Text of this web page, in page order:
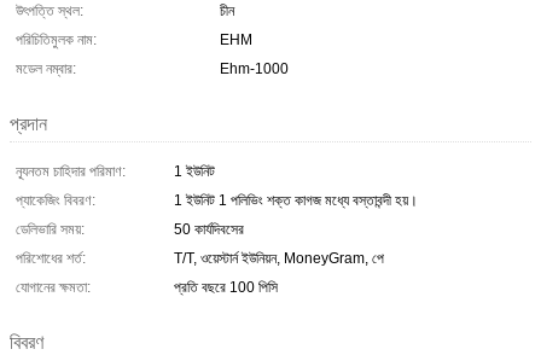
উৎপত্তি স্থল:
চীন
পরিচিতিমুলক নাম:
EHM
মডেল নম্বার:
Ehm-1000
প্রদান
ন্যূনতম চাহিদার পরিমাণ:
1 ইউনিট
প্যাকেজিং বিবরণ:
1 ইউনিট 1 পলিভিং শক্ত কাগজ মধ্যে বস্তাবন্দী হয়।
ডেলিভারি সময়:
50 কার্যদিবসের
পরিশোধের শর্ত:
T/T, ওয়েস্টার্ন ইউনিয়ন, MoneyGram, পে
যোগানের ক্ষমতা:
প্রতি বছরে 100 পিসি
বিবরণ